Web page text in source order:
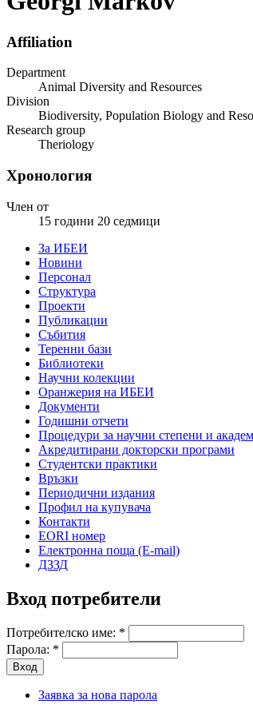
Affiliation
Department
Animal Diversity and Resources
Division
Biodiversity, Population Biology and
Research group
Theriology
Хронология
Член от
15 години 20 седмици
За ИБЕИ
Новини
Персонал
Структура
Проекти
Публикации
Събития
Теренни бази
Библиотеки
Научни колекции
Оранжерия на ИБЕИ
Документи
Годишни отчети
Процедури за научни степени и
Акредитирани докторски програми
Студентски практики
Връзки
Периодични издания
Профил на купувача
Контакти
EORI номер
Електронна поща (E-mail)
ДЗЗД
Вход потребители
Потребителско име: *
Парола: *
Заявка за нова парола